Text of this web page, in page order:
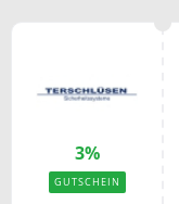
3%
GUTSCHEIN